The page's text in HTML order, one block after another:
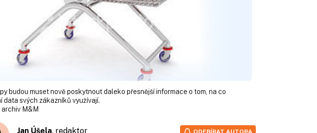
budou muset nově poskytnout daleko přesnější informace o tom, na co
data svých zákazníků využívají.
archiv M&M
Jan Úšela, redaktor
ODEBÍRAT AUTORA